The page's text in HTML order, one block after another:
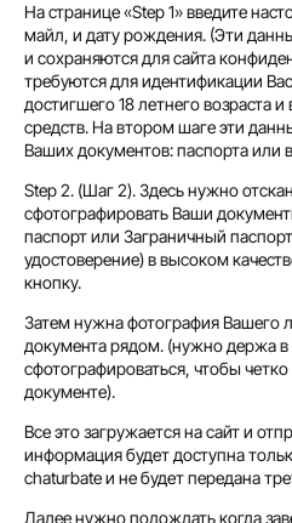
На странице «Step 1» введите
майл, и дату рождения. (Эти
и сохраняются для сайта
требуются для идентификации
достигшего 18 летнего возраста
средств. На втором шаге эти
Ваших документов: паспорта или
Step 2. (Шаг 2). Здесь нужно
сфотографировать Ваши
паспорт или Заграничный
удостоверение) в высоком
кнопку.
Затем нужна фотография Вашего
документа рядом. (нужно держа в
сфотографироваться, чтобы
документе).
Все это загружается на сайт и
информация будет доступна
chaturbate и не будет передана
Далее нужно подождать когда